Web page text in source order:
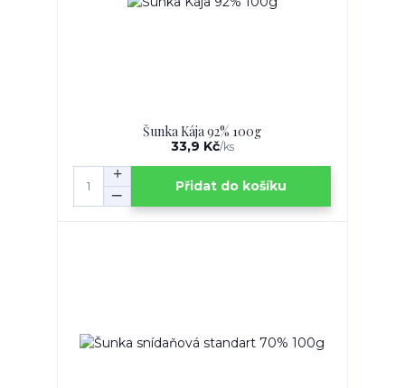
Šunka Kája 92% 100g
33,9 Kč/ks
Přidat do košíku